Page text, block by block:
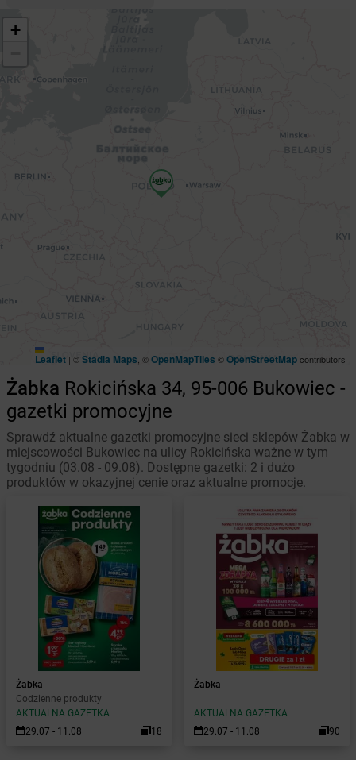
+
Leaflet | ©Stadia Maps , ©OpenMapTiles ©OpenStreetMapcontributors
Żabka Rokicińska 34, 95-006 Bukowiec -
gazetki promocyjne
Sprawdź aktualne gazetki promocyjne sieci sklepów Żabka w
miejscowości Bukowiec na ulicy Rokicińska ważne w tym
tygodniu (03.08 - 09.08). Dostępne gazetki: 2 i dużo
produktów w okazyjnej cenie oraz aktualne promocje.
Żabka
Codzienne produkty
AKTUALNA GAZETKA
29.07 - 11.08
18
Żabka
AKTUALNA GAZETKA
29.07 - 11.08
90